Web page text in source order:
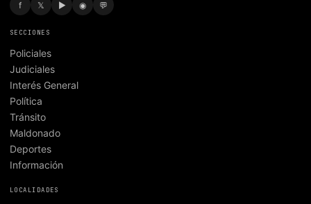
f 𝕏 ▶ ◉ 💬
SECCIONES
Policiales
Judiciales
Interés General
Política
Tránsito
Maldonado
Deportes
Información
LOCALIDADES